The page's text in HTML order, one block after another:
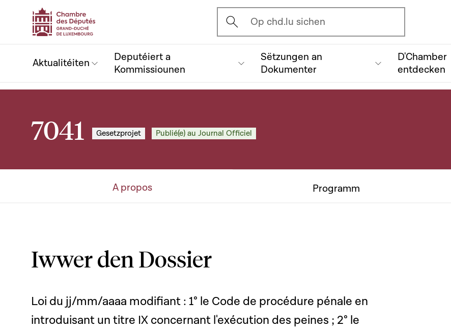
Ouvrir l'écran de recherche
Op chd.lu sichen
Aktualitéiten
Deputéiert a
Kommissiounen
Sëtzungen an
Dokumenter
D'Chamber
entdecken
7041 Gesetzprojet Publié(e) au Journal Officiel
A propos Programm
Iwwer den Dossier
Loi du jj/mm/aaaa modifiant : 1° le Code de procédure pénale en
introduisant un titre IX concernant l'exécution des peines ; 2° le